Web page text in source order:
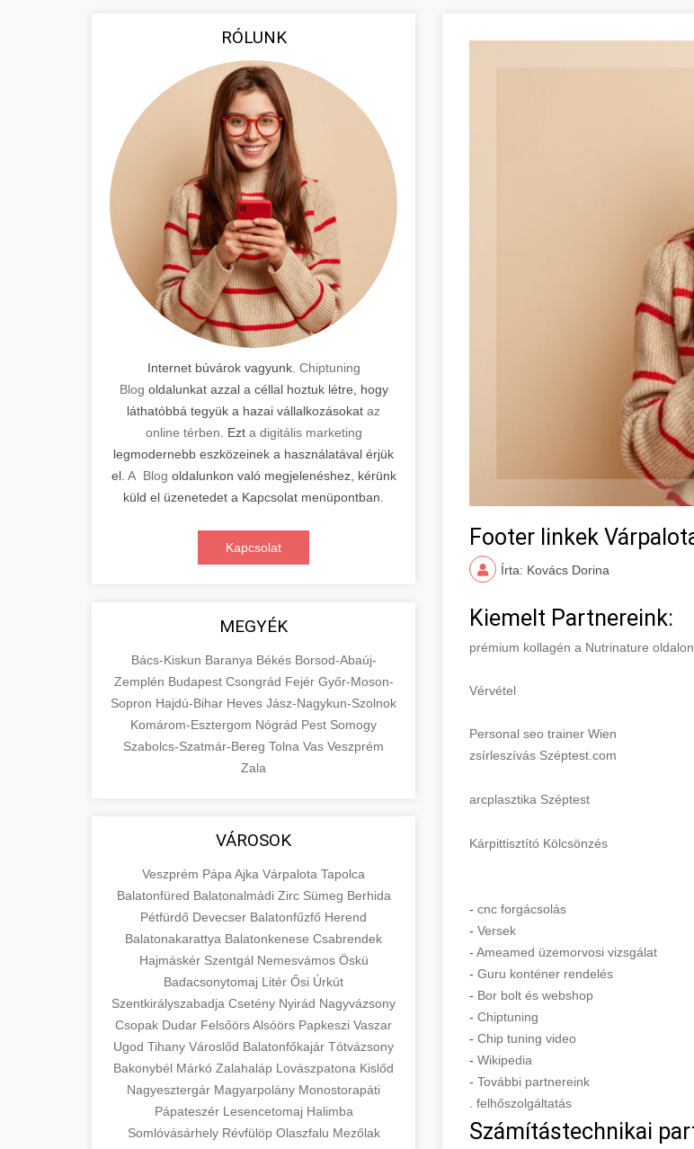
RÓLUNK
Internet búvárok vagyunk. Chiptuning
Blog oldalunkat azzal a céllal hoztuk létre, hogy
láthatóbbá tegyük a hazai vállalkozásokat az
online térben . Ezt a digitális marketing
legmodernebb eszközeinek a használatával érjük
el. A Blog oldalunkon való megjelenéshez, kérünk
küld el üzenetedet a Kapcsolat menüpontban.
Kapcsolat
MEGYÉK
Bács-Kiskun Baranya Békés Borsod-Abaúj-
Zemplén Budapest Csongrád Fejér Győr-Moson-
Sopron Hajdú-Bihar Heves Jász-Nagykun-Szolnok
Komárom-Esztergom Nógrád Pest Somogy
Szabolcs-Szatmár-Bereg Tolna Vas Veszprém
Zala
VÁROSOK
Veszprém Pápa Ajka Várpalota Tapolca
Balatonfüred Balatonalmádi Zirc Sümeg Berhida
Pétfürdő Devecser Balatonfűzfő Herend
Balatonakarattya Balatonkenese Csabrendek
Hajmáskér Szentgál Nemesvámos Öskü
Badacsonytomaj Litér Ősi Úrkút
Szentkirályszabadja Csetény Nyirád Nagyvázsony
Csopak Dudar FelsőörsAlsóörs Papkeszi Vaszar
Ugod Tihany Városlőd Balatonfőkajár Tótvázsony
Bakonybél Márkó Zalahaláp Lovászpatona Kislőd
Nagyesztergár Magyarpolány Monostorapáti
Pápateszér Lesencetomaj Halimba
Somlóvásárhely Révfülöp Olaszfalu Mezőlak
Footer linkek
Írta: Kovács Dorina
Kiemelt Partnereink:
prémium kollagén a Nutrinature oldalon
Vérvétel
Personal seo trainer Wien
zsírleszívás Széptest.com
arcplasztika Széptest
Kárpittisztító Kölcsönzés
- cnc forgácsolás
- Versek
- Ameamed üzemorvosi vizsgálat
- Guru konténer rendelés
- Bor bolt és webshop
- Chiptuning
- Chip tuning video
- Wikipedia
- További partnereink
felhőszolgáltatás
Számítástechnikai